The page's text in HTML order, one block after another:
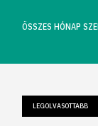
ÖSSZES HÓNAP
LEGOLVASOTTABB